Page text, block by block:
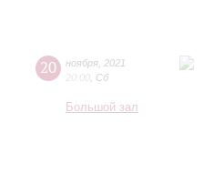
20 ноября 2021
20:00 Сб
Большой зал